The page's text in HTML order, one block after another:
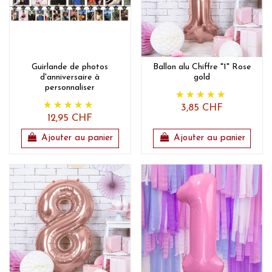
Guirlande de photos
d'anniversaire à
personnaliser
12,95 CHF
Ajouter au panier
Ballon alu Chiffre "1" Rose
gold
3,85 CHF
Ajouter au panier